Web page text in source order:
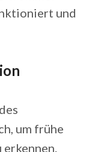
und
um frühe
erkennen.